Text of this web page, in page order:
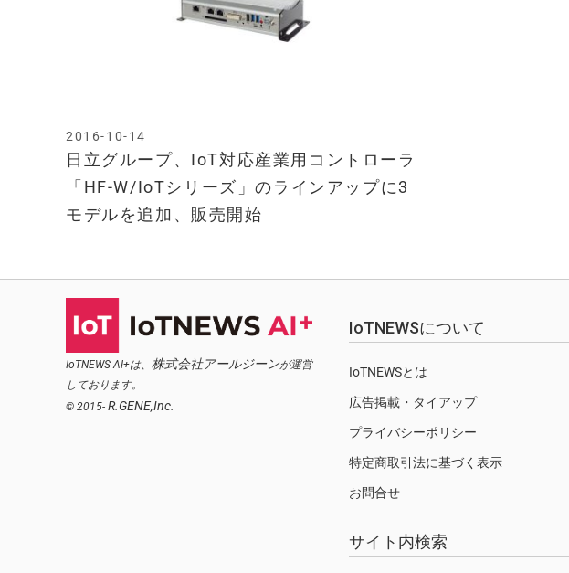
日立グループ、IoT対応産業用コントローラ
「HF-W/IoTシリーズ」のラインアップに3
モデルを追加、販売開始
2016-10-14
IoTNEWS AI+は、 株式会社アールジーンが運営
しております。
© 2015- R.GENE,Inc.
IoTNEWSについて
IoTNEWSとは
広告掲載・タイアップ
プライバシーポリシー
特定商取引法に基づく表示
お問合せ
サイト内検索